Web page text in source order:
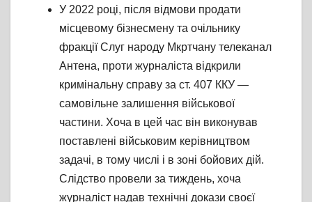
У 2022 році, після відмови продати
місцевому бізнесмену та очільнику
фракції Слуг народу Мкртчану телеканал
Антена, проти журналіста відкрили
кримінальну справу за ст. 407 ККУ —
самовільне залишення військової
частини. Хоча в цей час він виконував
поставлені військовим керівництвом
задачі, в тому числі і в зоні бойових дій.
Слідство провели за тиждень, хоча
журналіст надав технічні докази своєї